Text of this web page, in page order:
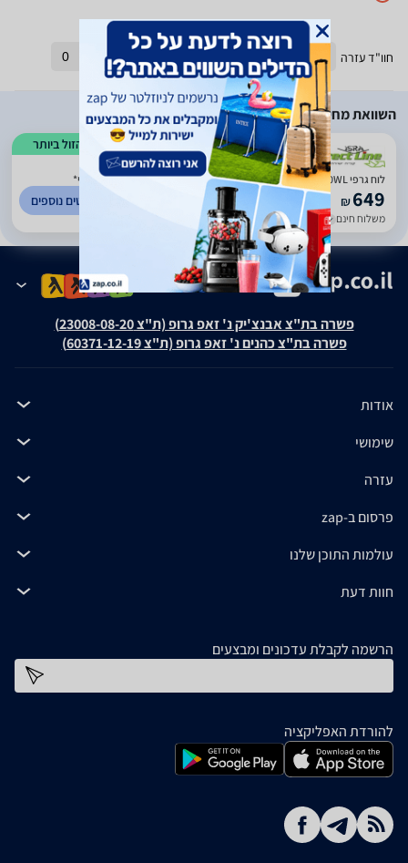
חוו"ד עזרה חוו"ד לא עזרה 0
השוואת מחירים
הזול ביותר
5
(
784
)
לוח גרפי Wacom Intuos Medium Bluetooth CTL-6100WL *במלאי מיידי*
₪649
משלוח חינם עד 7 ימי עסקים
לפרטים נוספים
פשרה בת"צ אבנצ'יק נ' זאפ גרופ (ת"צ 23008-08-20)
פשרה בת"צ כהנים נ' זאפ גרופ (ת"צ 60371-12-19)
אודות
שימושי
עזרה
פרסום ב-zap
עולמות התוכן שלנו
חוות דעת
הרשמה לקבלת עדכונים ומבצעים
להורדת האפליקציה